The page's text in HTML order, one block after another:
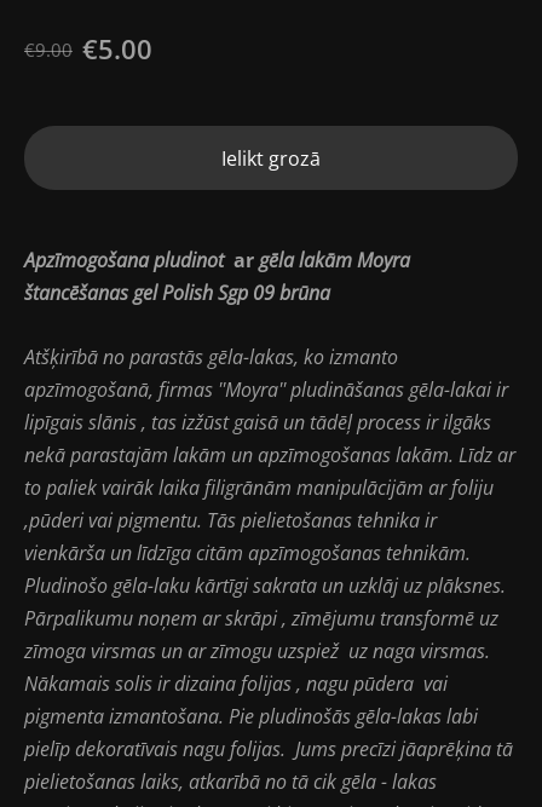
€9.00 €5.00
Ielikt grozā
Apzīmogošana pludinot argēla lakāmMoyra
štancēšanas gel Polish Sgp 09 brūna
Atšķirībā no parastās gēla-lakas, ko izmanto
apzīmogošanā, firmas ''Moyra'' pludināšanas gēla-lakai ir
lipīgais slānis , tas izžūst gaisā un tādēļ process ir ilgāks
nekā parastajām lakām un apzīmogošanas lakām. Līdz ar
to paliek vairāk laika filigrānām manipulācijām ar foliju
,pūderi vai pigmentu. Tās pielietošanas tehnika ir
vienkārša un līdzīga citām apzīmogošanas tehnikām.
Pludinošo gēla-laku kārtīgi sakrata un uzklāj uz plāksnes.
Pārpalikumu noņem ar skrāpi , zīmējumu transformē uz
zīmoga virsmas un ar zīmogu uzspiež uz naga virsmas.
Nākamais solis ir dizaina folijas , nagu pūdera vai
pigmenta izmantošana. Pie pludinošās gēla-lakas labi
pielīp dekoratīvais nagu folijas. Jums precīzi jāaprēķina tā
pielietošanas laiks, atkarībā no tā cik gēla - lakas